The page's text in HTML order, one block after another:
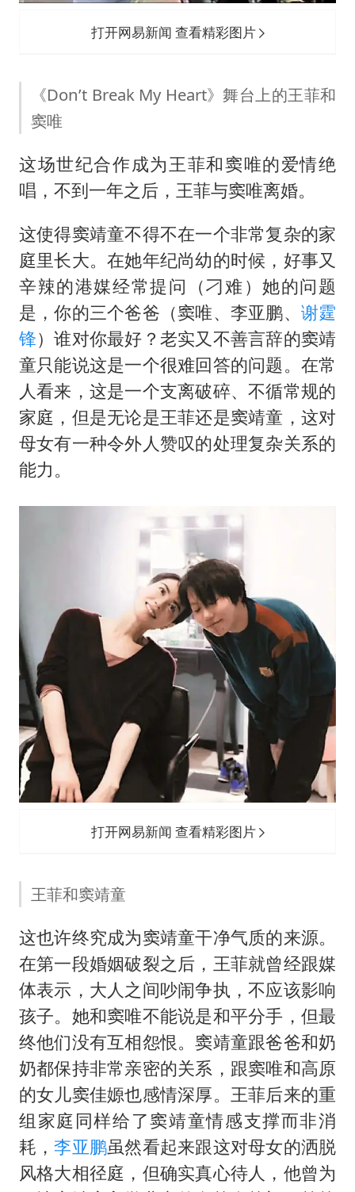
打开网易新闻 查看精彩图片
《Don’t Break My Heart》舞台上的王菲和
窦唯
这场世纪合作成为王菲和窦唯的爱情绝
唱，不到一年之后，王菲与窦唯离婚。
这使得窦靖童不得不在一个非常复杂的家
庭里长大。在她年纪尚幼的时候，好事又
辛辣的港媒经常提问（刁难）她的问题
是，你的三个爸爸（窦唯、李亚鹏、 谢霆
锋）谁对你最好？老实又不善言辞的窦靖
童只能说这是一个很难回答的问题。在常
人看来，这是一个支离破碎、不循常规的
家庭，但是无论是王菲还是窦靖童，这对
母女有一种令外人赞叹的处理复杂关系的
能力。
打开网易新闻 查看精彩图片
王菲和窦靖童
这也许终究成为窦靖童干净气质的来源。
在第一段婚姻破裂之后，王菲就曾经跟媒
体表示，大人之间吵闹争执，不应该影响
孩子。她和窦唯不能说是和平分手，但最
终他们没有互相怨恨。窦靖童跟爸爸和奶
奶都保持非常亲密的关系，跟窦唯和高原
的女儿窦佳嫄也感情深厚。王菲后来的重
组家庭同样给了窦靖童情感支撑而非消
耗，李亚鹏虽然看起来跟这对母女的洒脱
风格大相径庭，但确实真心待人，他曾为